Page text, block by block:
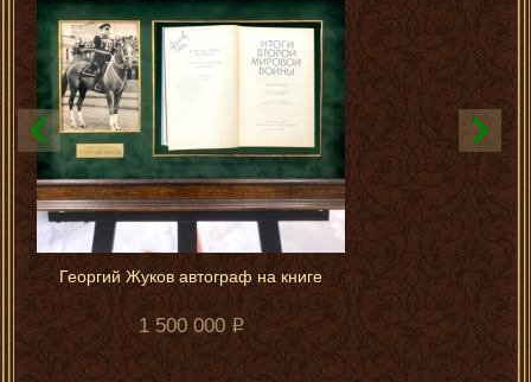
Георгий Жуков автограф на книге
1 500 000